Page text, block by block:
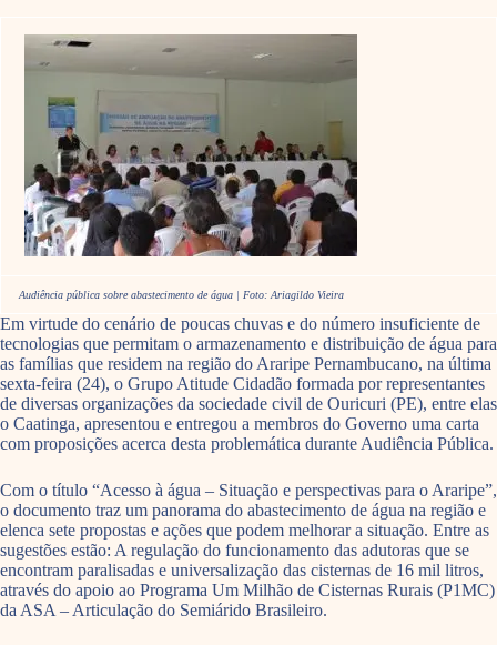
Audiência pública sobre abastecimento de água | Foto: Ariagildo Vieira
Em virtude do cenário de poucas chuvas e do número insuficiente de
tecnologias que permitam o armazenamento e distribuição de água para
as famílias que residem na região do Araripe Pernambucano, na última
sexta-feira (24), o Grupo Atitude Cidadão formada por representantes
de diversas organizações da sociedade civil de Ouricuri (PE), entre elas
o Caatinga, apresentou e entregou a membros do Governo uma carta
com proposições acerca desta problemática durante Audiência Pública.
Com o título “Acesso à água – Situação e perspectivas para o Araripe”,
o documento traz um panorama do abastecimento de água na região e
elenca sete propostas e ações que podem melhorar a situação. Entre as
sugestões estão: A regulação do funcionamento das adutoras que se
encontram paralisadas e universalização das cisternas de 16 mil litros,
através do apoio ao Programa Um Milhão de Cisternas Rurais (P1MC)
da ASA – Articulação do Semiárido Brasileiro.